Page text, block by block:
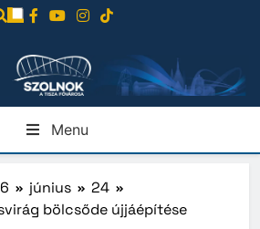
Menu
június
24
bölcsőde újjáépítése